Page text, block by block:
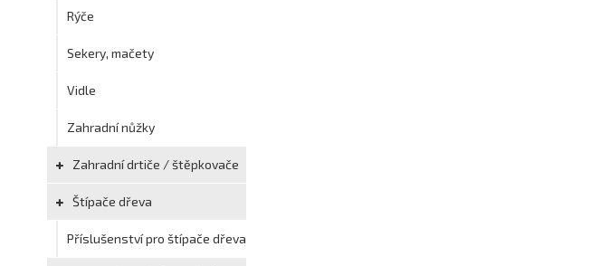
Rýče
Sekery, mačety
Vidle
Zahradní nůžky
Zahradní drtiče / štěpkovače
Štípače dřeva
Příslušenství pro štípače dřeva